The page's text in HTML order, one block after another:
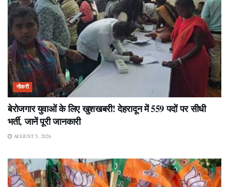
नौकरी
बेरोजगार युवाओं के लिए खुशखबरी! देहरादून में 559 पदों पर सीधी
भर्ती, जानें पूरी जानकारी
AUGUST 5, 2026